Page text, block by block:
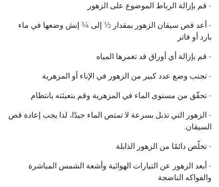
- قم بإزالة الرباط الموضوع على الزهور
​- أعد قص سيقان الزهور بمقدار ½ إلى ¾ إنش وضعها في ماء
بارد أو فاتر
- قم بإزالة أي أوراق قد تغمرها المياه
- تجنب وضع عدد كبير من الزهور في الإناء أو المزهرية
- تحقّق من مستوى الماء في المزهرية وقم بتعبئته بانتظام
- الزهور التي تذبل بسرعة لا تمتص الماء جيدًا، لذا يجب إعادة قص
السيقان.
​- تخلّص دائمًا من الزهور الذابلة
- أبعد الزهور عن التيارات الهوائية وأشعة الشمس المباشرة
والفواكه الناضجة